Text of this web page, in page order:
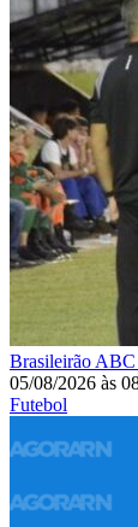
Brasileirão ABC
05/08/2026 às
Futebol